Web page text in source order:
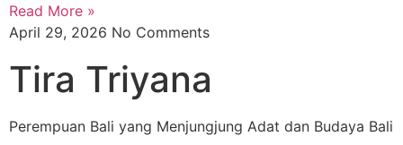
Read More »
April 29, 2026 No Comments
Tira Triyana
Perempuan Bali yang Menjungjung Adat dan Budaya Bali